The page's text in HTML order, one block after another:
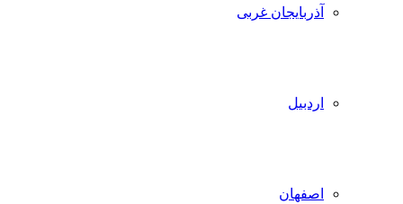
آذربایجان غربی
اردبیل
اصفهان